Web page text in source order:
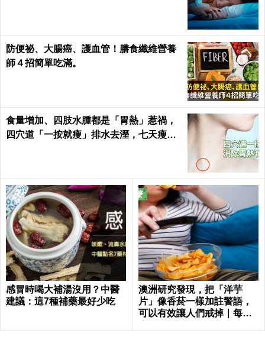
防便祕、大腸癌、護血管！膳食纖維營養
師４招簡單吃滿。
食量增加、四肢水腫都是「胃熱」惹禍，
四穴道「一按就瘦」排水去溼，七天瘦三
感冒時喝大補湯沒用？中醫
建議：這7種補藥最好少吃
澳洲研究發現，把「洋芋
片」像香菸一樣加註警語，
可以有效讓人們戒掉｜每日